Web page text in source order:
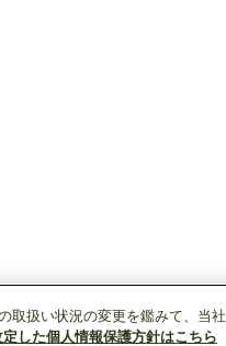
取扱い状況の変更を鑑みて、当
定した個人情報保護方針はこちら